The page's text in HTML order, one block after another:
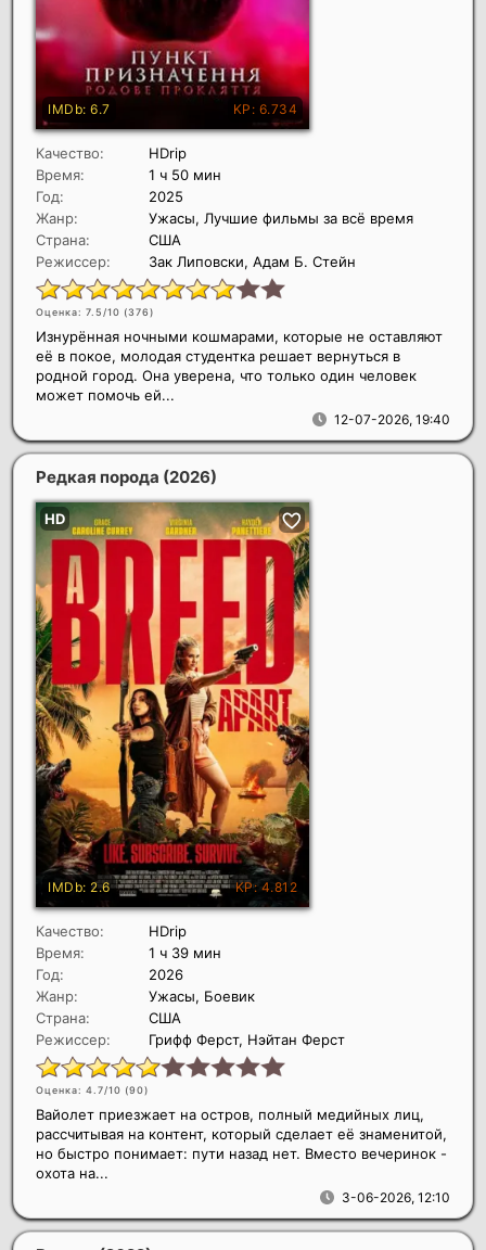
Качество:
HDrip
Время:
1 ч 50 мин
Год:
2025
Жанр:
Ужасы, Лучшие фильмы за всё время
Страна:
США
Режиссер:
Зак Липовски, Адам Б. Стейн
Оценка: 7.5/10 (376)
12-07-2026, 19:40
Изнурённая ночными кошмарами, которые не оставляют
её в покое, молодая студентка решает вернуться в
родной город. Она уверена, что только один человек
может помочь ей...
Редкая порода (2026)
Качество:
HDrip
Время:
1 ч 39 мин
Год:
2026
Жанр:
Ужасы, Боевик
Страна:
США
Режиссер:
Грифф Ферст, Нэйтан Ферст
Оценка: 4.7/10 (90)
3-06-2026, 12:10
Вайолет приезжает на остров, полный медийных лиц,
рассчитывая на контент, который сделает её знаменитой,
но быстро понимает: пути назад нет. Вместо вечеринок -
охота на...